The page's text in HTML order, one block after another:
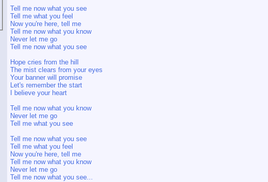
Tell me now what you see
Tell me what you feel
Now you're here, tell me
Tell me now what you know
Never let me go
Tell me now what you see
Hope cries from the hill
The mist clears from your eyes
Your banner will promise
Let's remember the start
I believe your heart
Tell me now what you know
Never let me go
Tell me what you see
Tell me now what you see
Tell me what you feel
Now you're here, tell me
Tell me now what you know
Never let me go
Tell me now what you see...